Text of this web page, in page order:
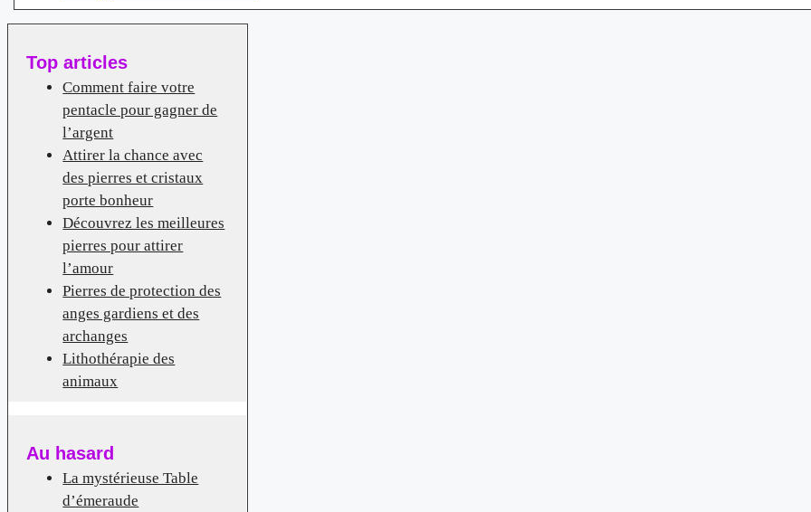
Top articles
Comment faire votre
pentacle pour gagner de
l’argent
Attirer la chance avec
des pierres et cristaux
porte bonheur
Découvrez les meilleures
pierres pour attirer
l’amour
Pierres de protection des
anges gardiens et des
archanges
Lithothérapie des
animaux
Au hasard
La mystérieuse Table
d’émeraude